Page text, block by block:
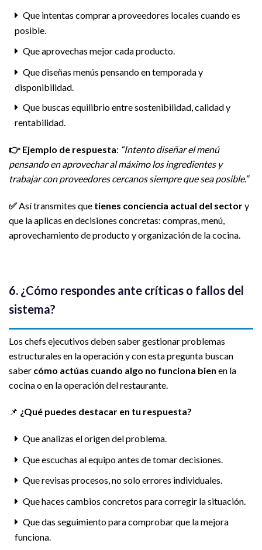
Que intentas comprar a proveedores locales cuando es
posible.
Que aprovechas mejor cada producto.
Que diseñas menús pensando en temporada y
disponibilidad.
Que buscas equilibrio entre sostenibilidad, calidad y
rentabilidad.
👉 Ejemplo de respuesta: “Intento diseñar el menú
pensando en aprovechar al máximo los ingredientes y
trabajar con proveedores cercanos siempre que sea posible.”
✅ Así transmites que tienes conciencia actual del sectory
que la aplicas en decisiones concretas: compras, menú,
aprovechamiento de producto y organización de la cocina.
6. ¿Cómo respondes ante críticas o fallos del
sistema?
Los chefs ejecutivos deben saber gestionar problemas
estructurales en la operación y con esta pregunta buscan
saber cómo actúas cuando algo no funciona bien en la
cocina o en la operación del restaurante.
📌 ¿Qué puedes destacar en tu respuesta?
Que analizas el origen del problema.
Que escuchas al equipo antes de tomar decisiones.
Que revisas procesos, no solo errores individuales.
Que haces cambios concretos para corregir la situación.
Que das seguimiento para comprobar que la mejora
funciona.